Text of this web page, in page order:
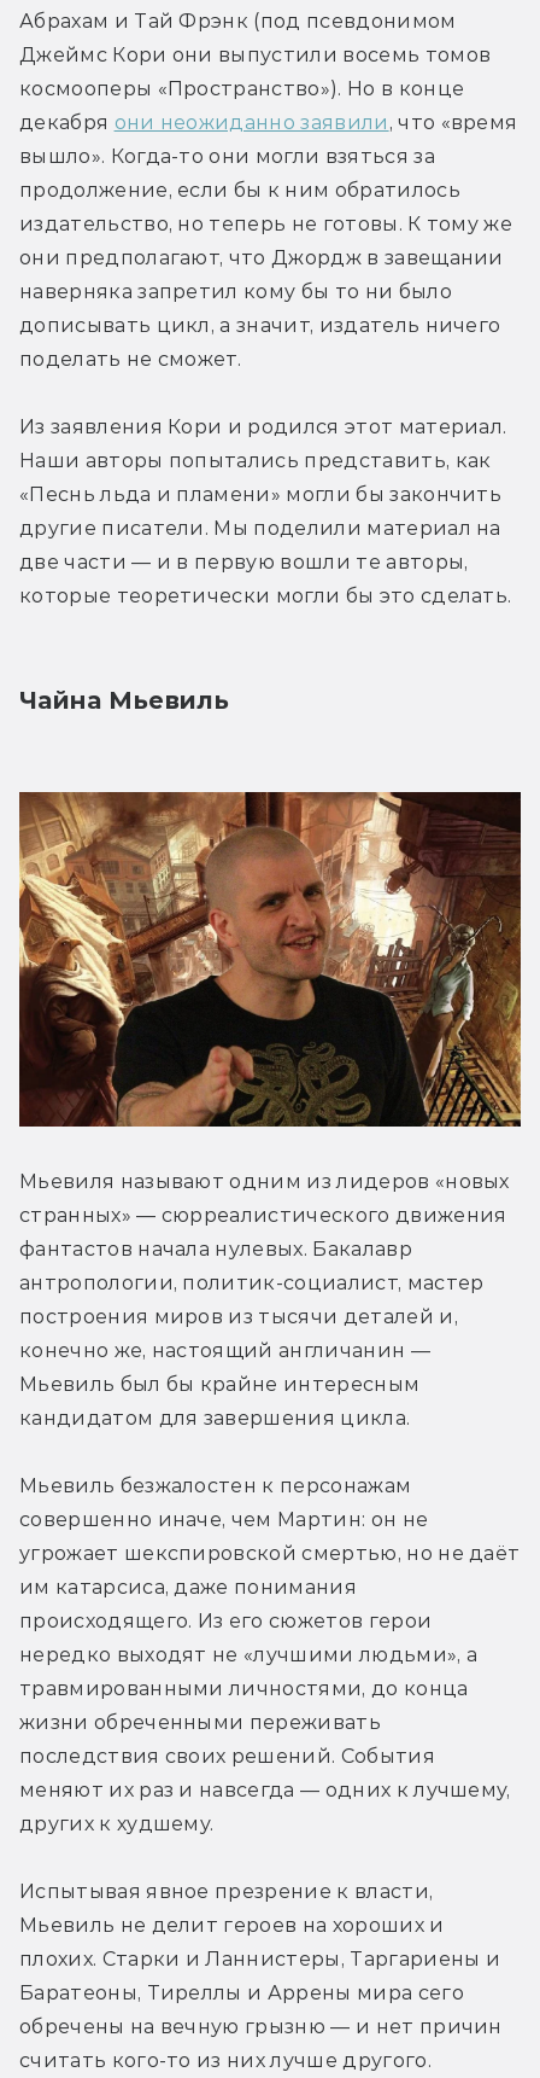
Абрахам и Тай Фрэнк (под псевдонимом
Джеймс Кори они выпустили восемь томов
космооперы «Пространство»). Но в конце
декабря они неожиданно заявили , что «время
вышло». Когда-то они могли взяться за
продолжение, если бы к ним обратилось
издательство, но теперь не готовы. К тому же
они предполагают, что Джордж в завещании
наверняка запретил кому бы то ни было
дописывать цикл, а значит, издатель ничего
поделать не сможет.
Из заявления Кори и родился этот материал.
Наши авторы попытались представить, как
«Песнь льда и пламени» могли бы закончить
другие писатели. Мы поделили материал на
две части — и в первую вошли те авторы,
которые теоретически могли бы это сделать.
Чайна Мьевиль
Мьевиля называют одним из лидеров «новых
странных» — сюрреалистического движения
фантастов начала нулевых. Бакалавр
антропологии, политик-социалист, мастер
построения миров из тысячи деталей и,
конечно же, настоящий англичанин —
Мьевиль был бы крайне интересным
кандидатом для завершения цикла.
Мьевиль безжалостен к персонажам
совершенно иначе, чем Мартин: он не
угрожает шекспировской смертью, но не даёт
им катарсиса, даже понимания
происходящего. Из его сюжетов герои
нередко выходят не «лучшими людьми», а
травмированными личностями, до конца
жизни обреченными переживать
последствия своих решений. События
меняют их раз и навсегда — одних к лучшему,
других к худшему.
Испытывая явное презрение к власти,
Мьевиль не делит героев на хороших и
плохих. Старки и Ланнистеры, Таргариены и
Баратеоны, Тиреллы и Аррены мира сего
обречены на вечную грызню — и нет причин
считать кого-то из них лучше другого.